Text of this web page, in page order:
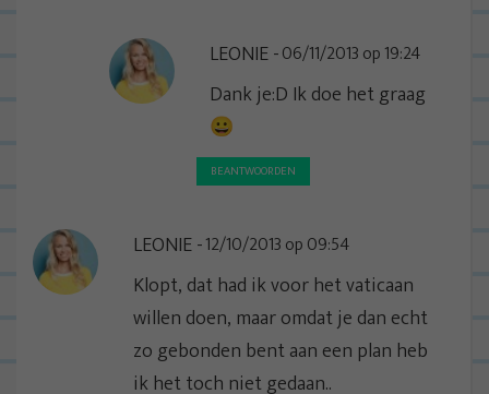
LEONIE 06/11/2013 op 19:24
Dank je:D Ik doe het graag
😀
BEANTWOORDEN
LEONIE 12/10/2013 op 09:54
Klopt, dat had ik voor het vaticaan
willen doen, maar omdat je dan echt
zo gebonden bent aan een plan heb
ik het toch niet gedaan..